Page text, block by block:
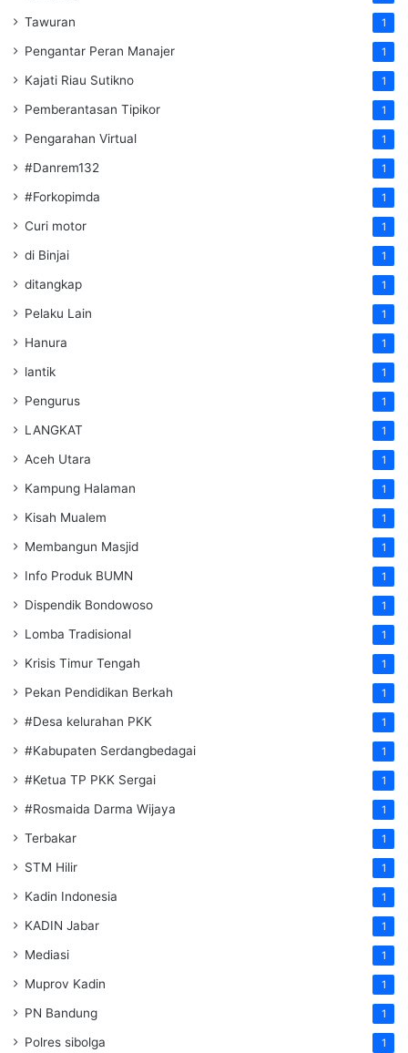
Tawuran 1
Pengantar Peran Manajer 1
Kajati Riau Sutikno 1
Pemberantasan Tipikor 1
Pengarahan Virtual 1
#Danrem132 1
#Forkopimda 1
Curi motor 1
di Binjai 1
ditangkap 1
Pelaku Lain 1
Hanura 1
lantik 1
Pengurus 1
LANGKAT 1
Aceh Utara 1
Kampung Halaman 1
Kisah Mualem 1
Membangun Masjid 1
Info Produk BUMN 1
Dispendik Bondowoso 1
Lomba Tradisional 1
Krisis Timur Tengah 1
Pekan Pendidikan Berkah 1
#Desa kelurahan PKK 1
#Kabupaten Serdangbedagai 1
#Ketua TP PKK Sergai 1
#Rosmaida Darma Wijaya 1
Terbakar 1
STM Hilir 1
Kadin Indonesia 1
KADIN Jabar 1
Mediasi 1
Muprov Kadin 1
PN Bandung 1
Polres sibolga 1